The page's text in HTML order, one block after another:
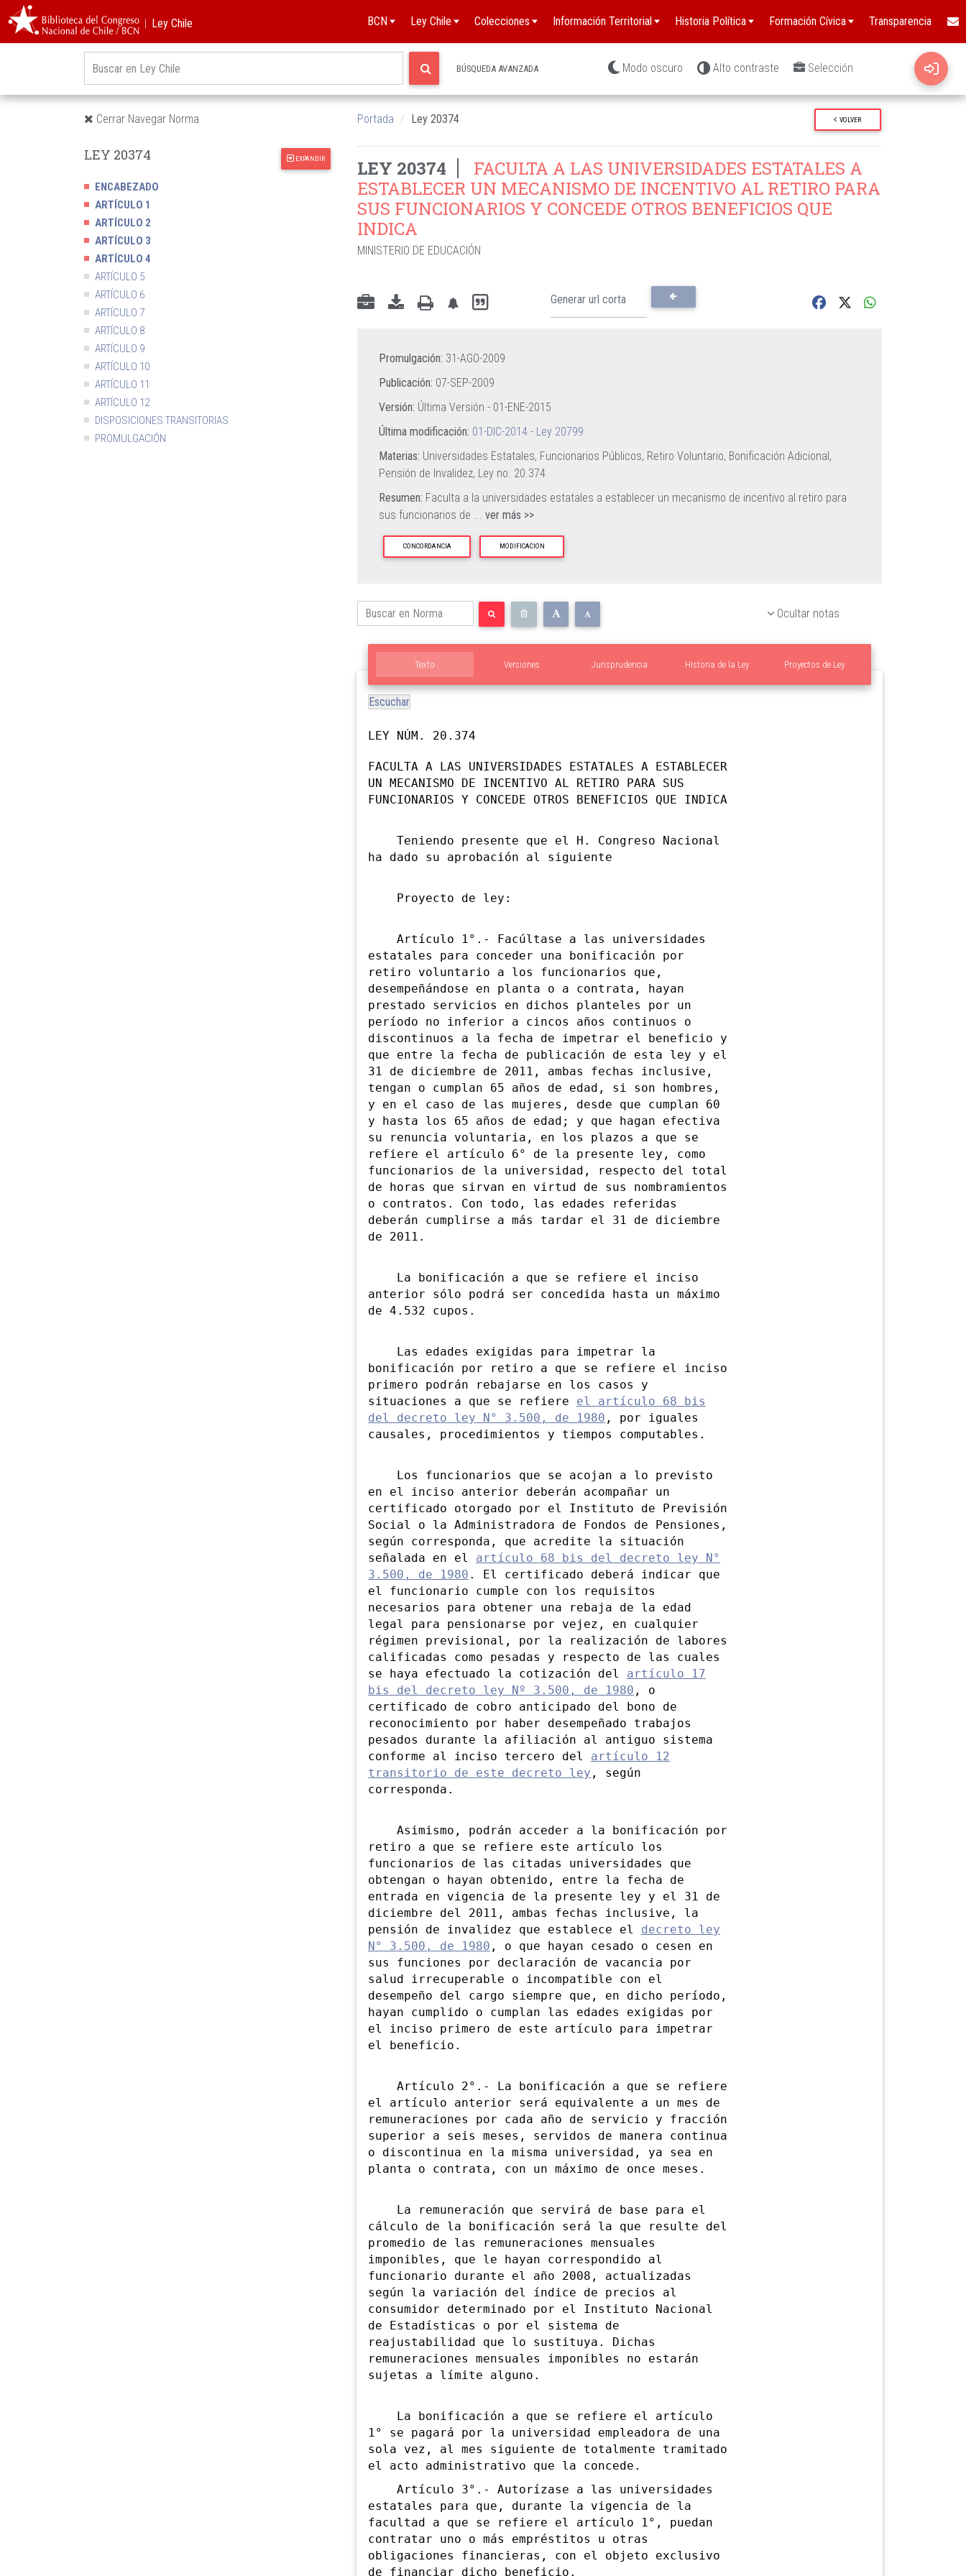
︱Ley Chile BCN Ley Chile Colecciones Información Territorial Historia Política Formación Cívica Transparencia
BÚSQUEDA AVANZADA Modo oscuro Alto contraste Selección
Cerrar Navegar Norma Portada Ley 20374 VOLVER
LEY 20374 EXPANDIR
ENCABEZADO
ARTÍCULO 1
ARTÍCULO 2
ARTÍCULO 3
ARTÍCULO 4
ARTÍCULO 5
ARTÍCULO 6
ARTÍCULO 7
ARTÍCULO 8
ARTÍCULO 9
ARTÍCULO 10
ARTÍCULO 11
ARTÍCULO 12
DISPOSICIONES TRANSITORIAS
PROMULGACIÓN
LEY 20374
FACULTA A LAS UNIVERSIDADES ESTATALES A
ESTABLECER UN MECANISMO DE INCENTIVO AL RETIRO PARA
SUS FUNCIONARIOS Y CONCEDE OTROS BENEFICIOS QUE
INDICA
MINISTERIO DE EDUCACIÓN
Promulgación: 31-AGO-2009
Publicación: 07-SEP-2009
Versión: Última Versión - 01-ENE-2015
Última modificación: 01-DIC-2014 - Ley 20799
Materias: Universidades Estatales, Funcionarios Públicos, Retiro Voluntario, Bonificación Adicional,
Pensión de Invalidez, Ley no. 20.374
Resumen: Faculta a la universidades estatales a establecer un mecanismo de incentivo al retiro para
sus funcionarios de
ver más >>
CONCORDANCIA MODIFICACION
Ocultar notas
Texto Versiones Proyectos de Ley
Historia de la Ley
Jurisprudencia
Escuchar
LEY NÚM. 20.374
FACULTA A LAS UNIVERSIDADES ESTATALES A ESTABLECER
UN MECANISMO DE INCENTIVO AL RETIRO PARA SUS
FUNCIONARIOS Y CONCEDE OTROS BENEFICIOS QUE INDICA
Teniendo presente que el H. Congreso Nacional
ha dado su aprobación al siguiente
Proyecto de ley:
Artículo 1°.- Facúltase a las universidades
estatales para conceder una bonificación por
retiro voluntario a los funcionarios que,
desempeñándose en planta o a contrata, hayan
prestado servicios en dichos planteles por un
período no inferior a cincos años continuos o
discontinuos a la fecha de impetrar el beneficio y
que entre la fecha de publicación de esta ley y el
31 de diciembre de 2011, ambas fechas inclusive,
tengan o cumplan 65 años de edad, si son hombres,
y en el caso de las mujeres, desde que cumplan 60
y hasta los 65 años de edad; y que hagan efectiva
su renuncia voluntaria, en los plazos a que se
refiere el artículo 6° de la presente ley, como
funcionarios de la universidad, respecto del total
de horas que sirvan en virtud de sus nombramientos
o contratos. Con todo, las edades referidas
deberán cumplirse a más tardar el 31 de diciembre
de 2011.
La bonificación a que se refiere el inciso
anterior sólo podrá ser concedida hasta un máximo
de 4.532 cupos.
Las edades exigidas para impetrar la
bonificación por retiro a que se refiere el inciso
primero podrán rebajarse en los casos y
situaciones a que se refiere el artículo 68 bis
del decreto ley N° 3.500, de 1980 , por iguales
causales, procedimientos y tiempos computables.
Los funcionarios que se acojan a lo previsto
en el inciso anterior deberán acompañar un
certificado otorgado por el Instituto de Previsión
Social o la Administradora de Fondos de Pensiones,
según corresponda, que acredite la situación
señalada en el artículo 68 bis del decreto ley N°
3.500, de 1980 . El certificado deberá indicar que
el funcionario cumple con los requisitos
necesarios para obtener una rebaja de la edad
legal para pensionarse por vejez, en cualquier
régimen previsional, por la realización de labores
calificadas como pesadas y respecto de las cuales
se haya efectuado la cotización del artículo 17
bis del decreto ley Nº 3.500, de 1980 , o
certificado de cobro anticipado del bono de
reconocimiento por haber desempeñado trabajos
pesados durante la afiliación al antiguo sistema
conforme al inciso tercero del artículo 12
transitorio de este decreto ley , según
corresponda.
Asimismo, podrán acceder a la bonificación por
retiro a que se refiere este artículo los
funcionarios de las citadas universidades que
obtengan o hayan obtenido, entre la fecha de
entrada en vigencia de la presente ley y el 31 de
diciembre del 2011, ambas fechas inclusive, la
pensión de invalidez que establece el decreto ley
N° 3.500, de 1980 , o que hayan cesado o cesen en
sus funciones por declaración de vacancia por
salud irrecuperable o incompatible con el
desempeño del cargo siempre que, en dicho período,
hayan cumplido o cumplan las edades exigidas por
el inciso primero de este artículo para impetrar
el beneficio.
Artículo 2°.- La bonificación a que se refiere
el artículo anterior será equivalente a un mes de
remuneraciones por cada año de servicio y fracción
superior a seis meses, servidos de manera continua
o discontinua en la misma universidad, ya sea en
planta o contrata, con un máximo de once meses.
La remuneración que servirá de base para el
cálculo de la bonificación será la que resulte del
promedio de las remuneraciones mensuales
imponibles, que le hayan correspondido al
funcionario durante el año 2008, actualizadas
según la variación del índice de precios al
consumidor determinado por el Instituto Nacional
de Estadísticas o por el sistema de
reajustabilidad que lo sustituya. Dichas
remuneraciones mensuales imponibles no estarán
sujetas a límite alguno.
La bonificación a que se refiere el artículo
1° se pagará por la universidad empleadora de una
sola vez, al mes siguiente de totalmente tramitado
el acto administrativo que la concede.
Artículo 3°.- Autorízase a las universidades
estatales para que, durante la vigencia de la
facultad a que se refiere el artículo 1°, puedan
contratar uno o más empréstitos u otras
obligaciones financieras, con el objeto exclusivo
de financiar dicho beneficio.